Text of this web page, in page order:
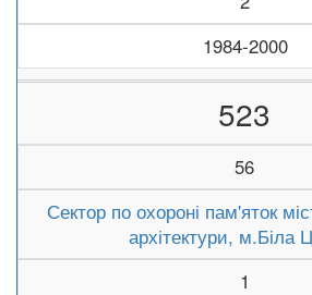
1984-2000
523
56
Сектор по охороні пам'яток
архітектури, м.Біла
1